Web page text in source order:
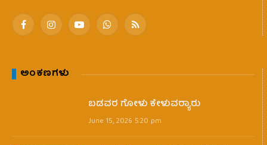
FacebookInstagramYouTubeWhatsApp
RSS
ಅಂಕಣಗಳು
ಬಡವರ ಗೋಳು ಕೇಳುವರ‍್ಯಾರು
June 15, 2026 5:20 pm